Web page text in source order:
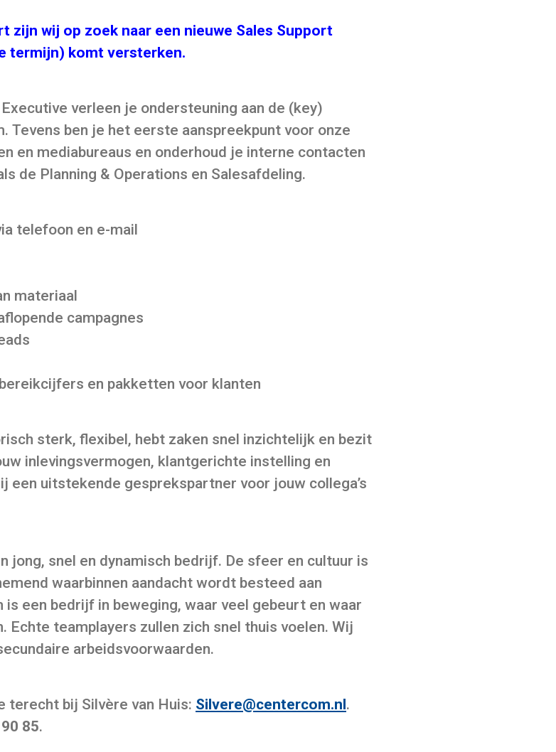
zijn wij op zoek naar een nieuwe Sales Support
termijn) komt versterken.
verleen je ondersteuning aan de (key)
Tevens ben je het eerste aanspreekpunt voor onze
en mediabureaus en onderhoud je interne contacten
de Planning & Operations en Salesafdeling.
telefoon en e-mail
materiaal
campagnes
en pakketten voor klanten
sterk, flexibel, hebt zaken snel inzichtelijk en bezit
inlevingsvermogen, klantgerichte instelling en
een uitstekende gesprekspartner voor jouw collega’s
jong, snel en dynamisch bedrijf. De sfeer en cultuur is
waarbinnen aandacht wordt besteed aan
een bedrijf in beweging, waar veel gebeurt en waar
Echte teamplayers zullen zich snel thuis voelen. Wij
arbeidsvoorwaarden.
terecht bij Silvère van Huis: Silvere@centercom.nl .
85.